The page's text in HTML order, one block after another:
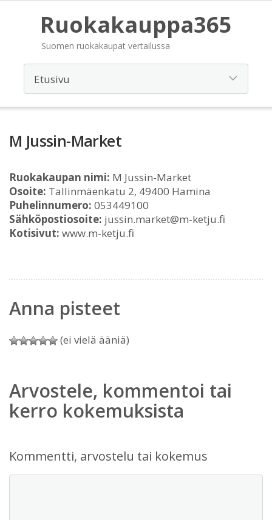
Ruokakauppa365
Suomen ruokakaupat vertailussa
M Jussin-Market
Ruokakaupan nimi: M Jussin-Market
Osoite: Tallinmäenkatu 2, 49400 Hamina
Puhelinnumero: 053449100
Sähköpostiosoite: jussin.market@m-ketju.fi
Kotisivut: www.m-ketju.fi
Anna pisteet
(ei vielä ääniä)
Arvostele, kommentoi tai
kerro kokemuksista
Kommentti, arvostelu tai kokemus